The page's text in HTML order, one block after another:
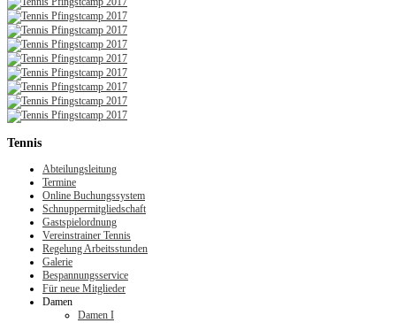
Tennis
Abteilungsleitung
Termine
Online Buchungssystem
Schnuppermitgliedschaft
Gastspielordnung
Vereinstrainer Tennis
Regelung Arbeitsstunden
Galerie
Bespannungsservice
Für neue Mitglieder
Damen
Damen I